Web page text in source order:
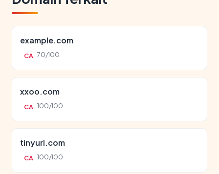
example.com
CA 70/100
xxoo.com
CA 100/100
tinyurl.com
CA 100/100